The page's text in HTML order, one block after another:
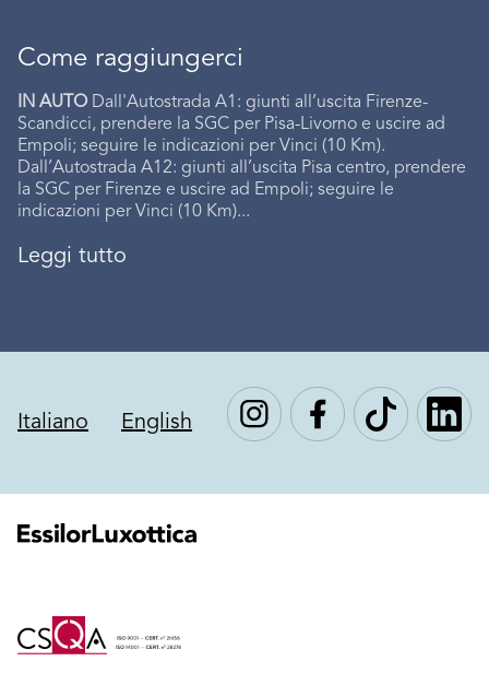
Come raggiungerci
IN AUTODall'Autostrada A1: giunti all’uscita Firenze-
Scandicci, prendere la SGC per Pisa-Livorno e uscire ad
Empoli; seguire le indicazioni per Vinci (10 Km).
Dall’Autostrada A12: giunti all’uscita Pisa centro, prendere
la SGC per Firenze e uscire ad Empoli; seguire le
indicazioni per Vinci (10 Km)...
Leggi tutto
Italiano English